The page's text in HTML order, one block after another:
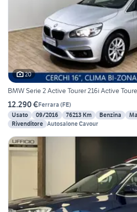
20
BMW Serie 2 Active Tourer 216i Active
12.290 €Ferrara (FE)
Usato
09/2016 76213 Km Benzina
Rivenditore Autosalone Cavour